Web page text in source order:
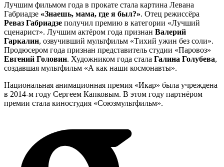
Лучшим фильмом года в прокате стала картина Левана
Габриадзе «Знаешь, мама, где я был?». Отец режиссёра
Реваз Габриадзе получил премию в категории «Лучший
сценарист». Лучшим актёром года признан Валерий
Гаркалин, озвучивший мультфильм «Тихий ужин без соли».
Продюсером года признан представитель студии «Паровоз»
Евгений Головин. Художником года стала Галина Голубева,
создавшая мультфильм «А как наши космонавты».
Национальная анимационная премия «Икар» была учреждена
в 2014-м году Сергеем Капковым. В этом году партнёром
премии стала киностудия «Союзмультфильм».